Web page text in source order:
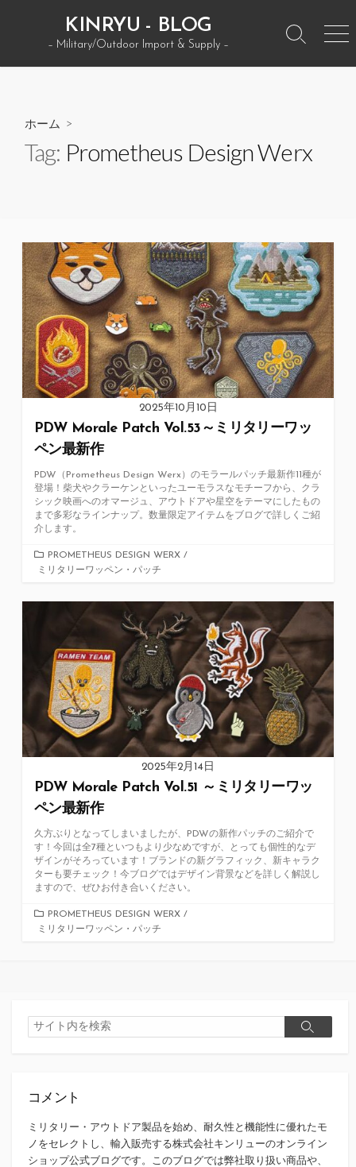
ン
KINRYU - BLOG
– Military/Outdoor Import & Supply –
検
メ
ホーム >
Tag: Prometheus Design Werx
2025年10月10日
PDW Morale Patch Vol.53～ミリタリーワッ
ペン最新作
PDW（Prometheus Design Werx）のモラールパッチ最新作11種が
登場！柴犬やクラーケンといったユーモラスなモチーフから、クラ
シック映画へのオマージュ、アウトドアや星空をテーマにしたもの
まで多彩なラインナップ。数量限定アイテムをブログで詳しくご紹
介します。
カ
テ
リ
PROMETHEUS DESIGN WERX /
ミリタリーワッペン・パッチ
2025年2月14日
PDW Morale Patch Vol.51 ～ミリタリーワッ
ペン最新作
久方ぶりとなってしまいましたが、PDWの新作パッチのご紹介で
す！今回は全7種といつもより少なめですが、とっても個性的なデ
ザインがそろっています！ブランドの新グラフィック、新キャラク
ターも要チェック！今ブログではデザイン背景などを詳しく解説し
ますので、ぜひお付き合いください。
カ
テ
PROMETHEUS DESIGN WERX /
ミリタリーワッペン・パッチ
検
索
検
コメント
ミリタリー・アウトドア製品を始め、耐久性と機能性に優れたモ
ノをセレクトし、輸入販売する株式会社キンリューのオンライン
ショップ公式ブログです。このブログでは弊社取り扱い商品や、